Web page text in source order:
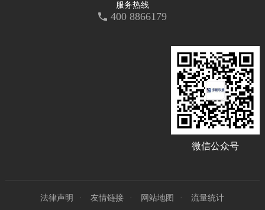
服务热线
400 8866179
微信公众号
法律声明 友情链接 网站地图 流量统计